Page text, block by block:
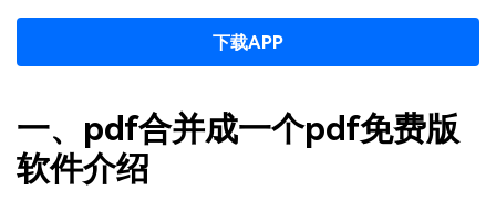
下载APP
一、pdf合并成一个pdf免费版
软件介绍